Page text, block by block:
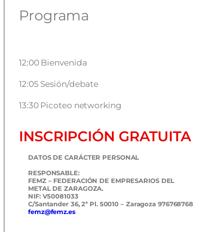
Programa
12:00 Bienvenida
12:05 Sesión/debate
13:30 Picoteo networking
INSCRIPCIÓN GRATUITA
DATOS DE CARÁCTER PERSONAL
RESPONSABLE:
FEMZ – FEDERACIÓN DE EMPRESARIOS DEL
METAL DE ZARAGOZA.
NIF: V50081033
C/Santander 36, 2ª Pl. 50010 – Zaragoza 976768768
femz@femz.es